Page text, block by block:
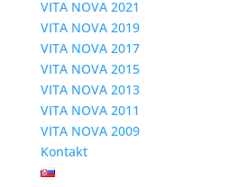
VITA NOVA 2021
VITA NOVA 2019
VITA NOVA 2017
VITA NOVA 2015
VITA NOVA 2013
VITA NOVA 2011
VITA NOVA 2009
Kontakt